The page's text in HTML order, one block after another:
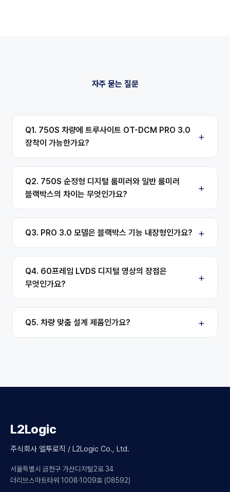
자주 묻는 질문
Q1. 750S 차량에 트루사이트 OT-DCM PRO 3.0
장착이 가능한가요?
Q2. 750S 순정형 디지털 룸미러와 일반 룸미러
블랙박스의 차이는 무엇인가요?
Q3. PRO 3.0 모델은 블랙박스 기능 내장형인가요?
Q4. 60프레임 LVDS 디지털 영상의 장점은
무엇인가요?
Q5. 차량 맞춤 설계 제품인가요?
L2Logic
주식회사 엘투로직 / L2Logic Co., Ltd.
서울특별시 금천구 가산디지털2로 34
더리브스마트타워 1008·1009호 (08592)